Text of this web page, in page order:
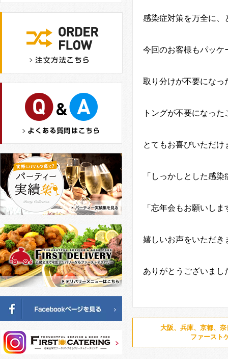
感染症対策を万全に、
今回のお客様もパッケ
取り分けが不要になっ
トングが不要になっ
とてもお喜びいただけ
「しっかしとした感
「忘年会もお願いし
嬉しいお声をいただき
ありがとうございまし
大阪、兵庫、京都、
ファースト